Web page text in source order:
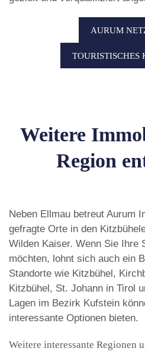
AURUM
TOURISTISCHES
Weitere
Region
Neben Ellmau betreut Aurum
gefragte Orte in den
Wilden Kaiser. Wenn Sie Ihre
möchten, lohnt sich auch ein
Standorte wie Kitzbühel,
Kitzbühel, St. Johann in Tirol
Lagen im Bezirk Kufstein
interessante Optionen bieten.
Weitere interessante Regionen